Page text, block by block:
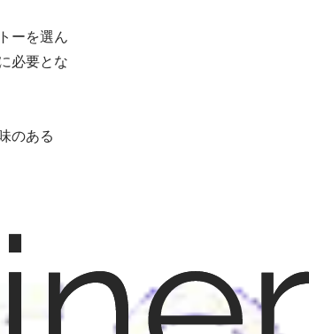
ーを選ん
必要とな
のある